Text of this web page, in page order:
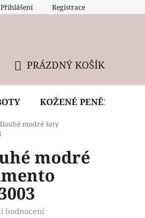
Reklamační podmínky
Přihlášení Registrace
KOŠÍK
PRÁZDNÝ KOŠÍK
KOŽENÉ PENĚŽENKY
modré šaty
modré
hodnocení